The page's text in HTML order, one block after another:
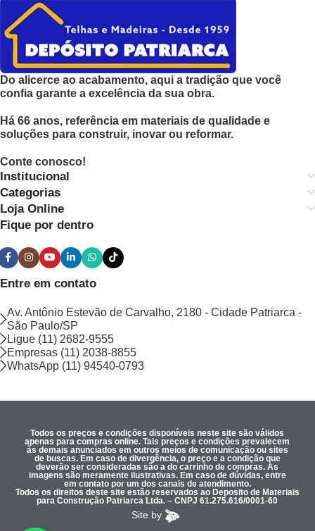
Do alicerce ao acabamento, aqui a tradição que você
confia garante a excelência da sua obra.
Há 66 anos, referência em materiais de qualidade e
soluções para construir, inovar ou reformar.
Conte conosco!
Institucional
Categorias
Loja Online
Fique por dentro
Entre em contato
Av. Antônio Estevão de Carvalho, 2180 - Cidade Patriarca -
São Paulo/SP
Ligue (11) 2682-9555
Empresas (11) 2038-8855
WhatsApp (11) 94540-0793
Todos os preços e condições disponíveis neste site são válidos
apenas para compras online. Tais preços e condições prevalecem
às demais anunciados em outros meios de comunicação ou sites
de buscas. Em caso de divergência, o preço e a condição que
deverão ser consideradas são a do carrinho de compras. As
imagens são meramente ilustrativas. Em caso de dúvidas, entre
em contato por um dos canais de atendimento.
Todos os direitos deste site estão reservados ao Deposito de Materiais
para Construção Patriarca Ltda. – CNPJ 61.275.616/0001-60
Site by